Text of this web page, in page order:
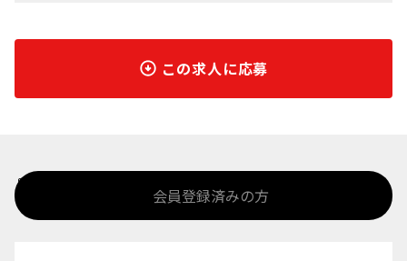
この求人に応募
%>
会員登録済みの方